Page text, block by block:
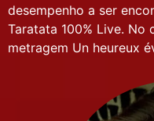
desempenho a ser
Taratata 100% Live. No
metragem Un heureux